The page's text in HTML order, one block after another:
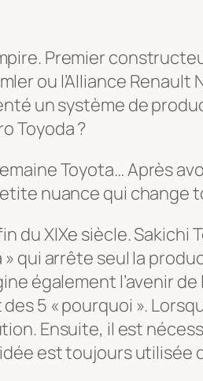
Premier
ou l’Alliance
un système de
Toyoda ?
Toyota… Après
nuance qui change
du XIXe siècle.
qui arrête seul la
également l’avenir
5 « pourquoi ».
Ensuite, il est
est toujours utilisée